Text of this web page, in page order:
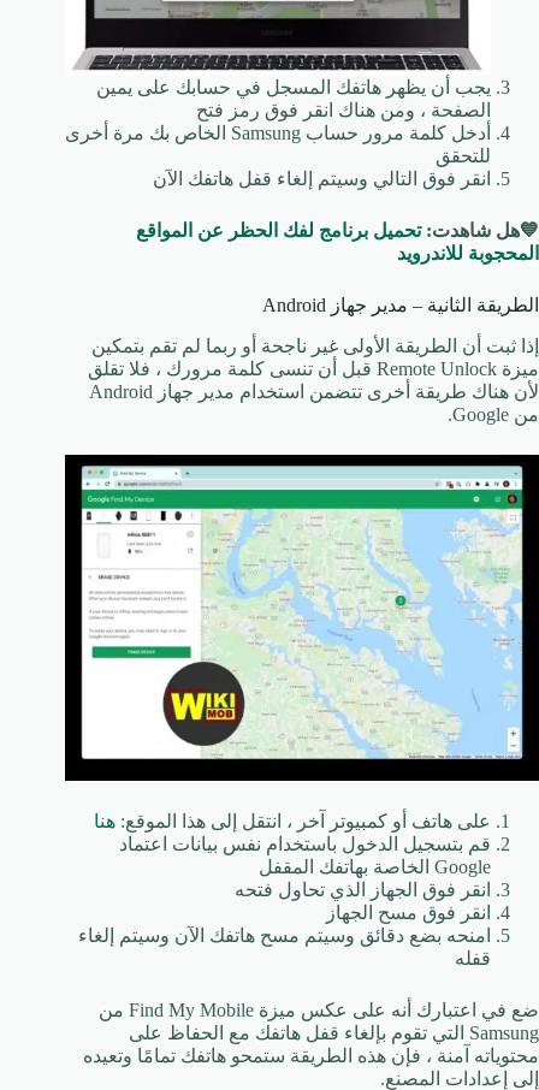
يجب أن يظهر هاتفك المسجل في حسابك على يمين
الصفحة ، ومن هناك انقر فوق رمز فتح
أدخل كلمة مرور حساب Samsung الخاص بك مرة أخرى
للتحقق
انقر فوق التالي وسيتم إلغاء قفل هاتفك الآن
💙هل شاهدت:تحميل برنامج لفك الحظر عن المواقع
المحجوبة للاندرويد
الطريقة الثانية – مدير جهاز Android
إذا ثبت أن الطريقة الأولى غير ناجحة أو ربما لم تقم بتمكين
ميزة Remote Unlock قبل أن تنسى كلمة مرورك ، فلا تقلق
لأن هناك طريقة أخرى تتضمن استخدام مدير جهاز Android
من Google.
على هاتف أو كمبيوتر آخر ، انتقل إلى هذا الموقع: هنا
قم بتسجيل الدخول باستخدام نفس بيانات اعتماد
Google الخاصة بهاتفك المقفل
انقر فوق الجهاز الذي تحاول فتحه
انقر فوق مسح الجهاز
امنحه بضع دقائق وسيتم مسح هاتفك الآن وسيتم إلغاء
قفله
ضع في اعتبارك أنه على عكس ميزة Find My Mobile من
Samsung التي تقوم بإلغاء قفل هاتفك مع الحفاظ على
محتوياته آمنة ، فإن هذه الطريقة ستمحو هاتفك تمامًا وتعيده
إلى إعدادات المصنع.